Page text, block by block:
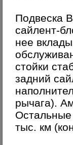
Подвеска
сайлент-
нее
стойки
задний
рычага).
Остальные
тыс. км